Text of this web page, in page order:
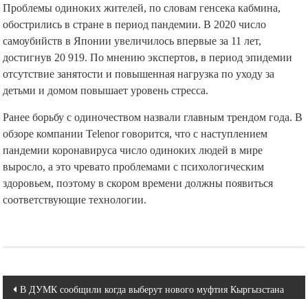
Проблемы одиноких жителей, по словам генсека кабмина,
обострились в стране в период пандемии. В 2020 число
самоубийств в Японии увеличилось впервые за 11 лет,
достигнув 20 919. По мнению экспертов, в период эпидемии
отсутствие занятости и повышенная нагрузка по уходу за
детьми и домом повышает уровень стресса.
Ранее борьбу с одиночеством назвали главным трендом года. В
обзоре компании Telenor говорится, что с наступлением
пандемии коронавируса число одиноких людей в мире
выросло, а это чревато проблемами с психологическим
здоровьем, поэтому в скором времени должны появиться
соответствующие технологии.
Навигация
В ДУМК сообщили когда выберут нового муфтия Кыргызстана